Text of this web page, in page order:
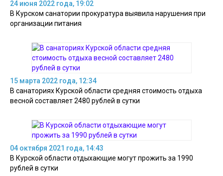
24 июня 2022 года, 19:02
В Курском санатории прокуратура выявила нарушения при
организации питания
15 марта 2022 года, 12:34
В санаториях Курской области средняя стоимость отдыха
весной составляет 2480 рублей в сутки
04 октября 2021 года, 14:43
В Курской области отдыхающие могут прожить за 1990
рублей в сутки